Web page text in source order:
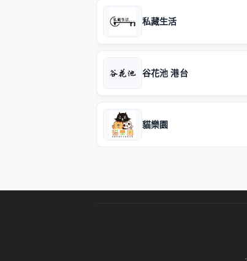
私藏生活
谷花池 港台
貓樂園